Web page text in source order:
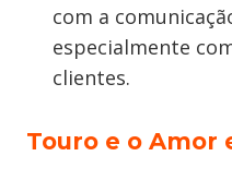
com a
especialmente
clientes.
Touro e o Amor